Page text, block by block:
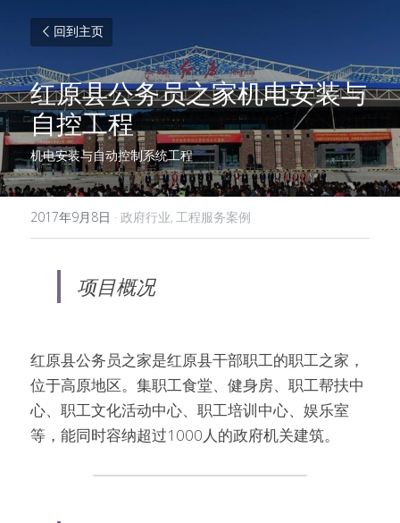
回到主页
红原县公务员之家机电安装与
自控工程
机电安装与自动控制系统工程
2017年9月8日 · 政府行业, 工程服务案例
项目概况
红原县公务员之家是红原县干部职工的职工之家，
位于高原地区。集职工食堂、健身房、职工帮扶中
心、职工文化活动中心、职工培训中心、娱乐室
等，能同时容纳超过1000人的政府机关建筑。